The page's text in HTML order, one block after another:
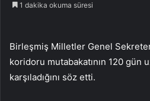
1 dakika okuma süresi
Birleşmiş Milletler Genel
koridoru mutabakatının 120 gün
karşıladığını söz etti.